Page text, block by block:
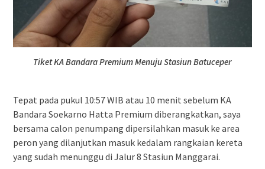
Tiket KA Bandara Premium Menuju Stasiun Batuceper
Tepat pada pukul 10:57 WIB atau 10 menit sebelum KA
Bandara Soekarno Hatta Premium diberangkatkan, saya
bersama calon penumpang dipersilahkan masuk ke area
peron yang dilanjutkan masuk kedalam rangkaian kereta
yang sudah menunggu di Jalur 8 Stasiun Manggarai.